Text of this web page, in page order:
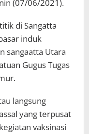
(07/06/2021).
di Sangatta
induk
sangaatta Utara
Gugus Tugas
langsung
yang terpusat
vaksinasi